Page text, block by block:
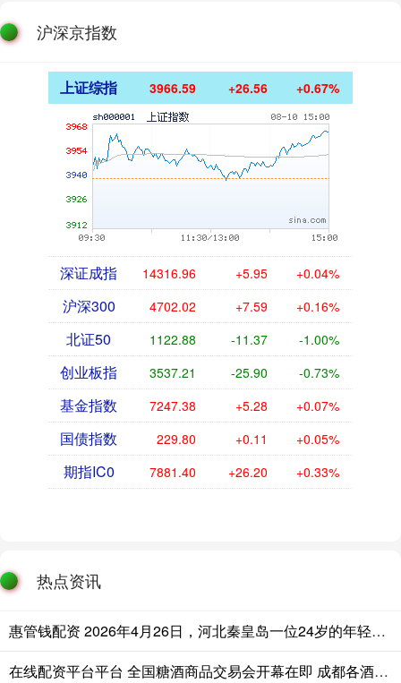
沪深京指数
上证综指 3966.59 +26.56 +0.67%
深证成指 14316.96 +5.95 +0.04%
沪深300 4702.02 +7.59 +0.16%
北证50 1122.88 -11.37 -1.00%
创业板指 3537.21 -25.90 -0.73%
基金指数 7247.38 +5.28 +0.07%
国债指数 229.80 +0.11 +0.05%
期指IC0 7881.40 +26.20 +0.33%
热点资讯
惠管钱配资 2026年4月26日，河北秦皇岛一位24岁的年轻妈妈，在陪同大孩子住
在线配资平台平台 全国糖酒商品交易会开幕在即 成都各酒店“分会场”已经热闹起来